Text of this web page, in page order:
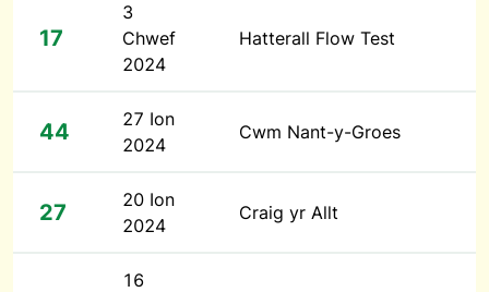
17
3
Chwef
2024
Hatterall Flow Test
44
27 Ion
2024
Cwm Nant-y-Groes
27
20 Ion
2024
Craig yr Allt
16